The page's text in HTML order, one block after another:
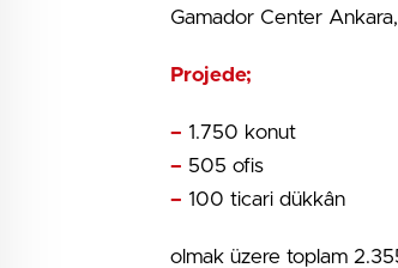
Gamador Center
Projede;
– 1.750 konut
– 505 ofis
– 100 ticari dükkân
olmak üzere toplam